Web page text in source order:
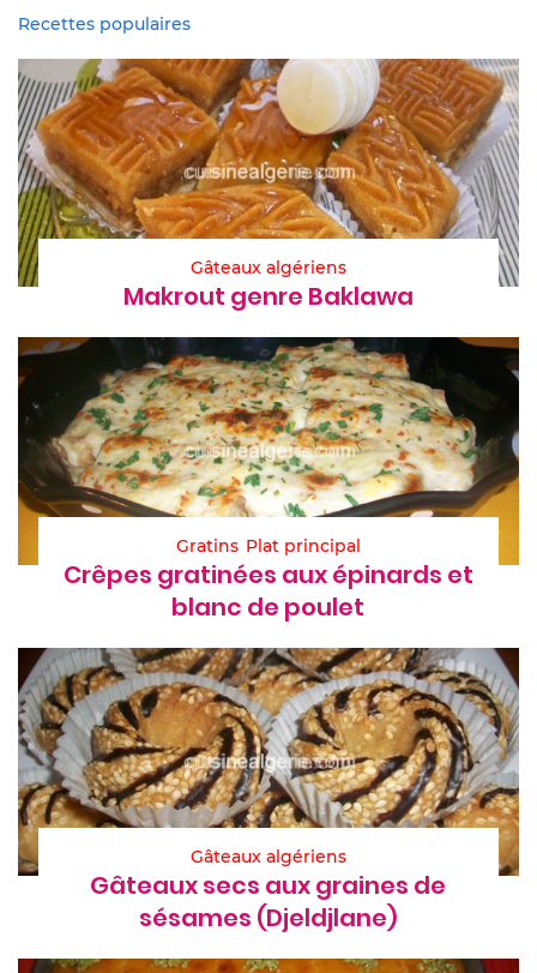
Recettes populaires
Gâteaux algériens
Makrout genre Baklawa
Gratins Plat principal
Crêpes gratinées aux épinards et
blanc de poulet
Gâteaux algériens
Gâteaux secs aux graines de
sésames (Djeldjlane)